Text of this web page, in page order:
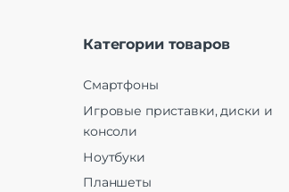
Категории товаров
Смартфоны
Игровые приставки, диски и
консоли
Ноутбуки
Планшеты